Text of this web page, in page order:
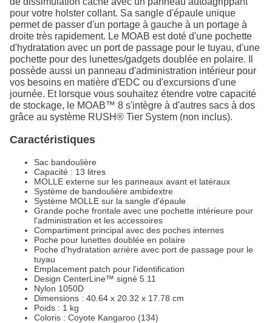
pour votre holster collant. Sa sangle d'épaule unique
permet de passer d'un portage à gauche à un portage à
droite très rapidement. Le MOAB est doté d'une pochette
d'hydratation avec un port de passage pour le tuyau, d'une
pochette pour des lunettes/gadgets doublée en polaire. Il
possède aussi un panneau d'administration intérieur pour
vos besoins en matière d'EDC ou d'excursions d'une
journée. Et lorsque vous souhaitez étendre votre capacité
de stockage, le MOAB™ 8 s'intègre à d'autres sacs à dos
grâce au système RUSH® Tier System (non inclus).
Caractéristiques
Sac bandoulière
Capacité : 13 litres
MOLLE externe sur les panneaux avant et latéraux
Système de bandoulière ambidextre
Système MOLLE sur la sangle d'épaule
Grande poche frontale avec une pochette intérieure pour
l'administration et les accessoires
Compartiment principal avec des poches internes
Poche pour lunettes doublée en polaire
Poche d'hydratation arrière avec port de passage pour le
tuyau
Emplacement patch pour l'identification
Design CenterLine™ signé 5.11
Nylon 1050D
Dimensions : 40.64 x 20.32 x 17.78 cm
Poids : 1 kg
Coloris : Coyote Kangaroo (134)